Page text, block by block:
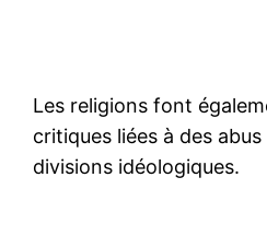
Les religions font
critiques liées à des
divisions idéologiques.